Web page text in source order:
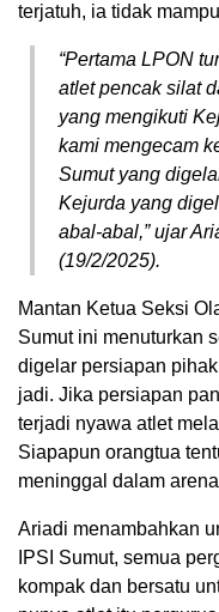
terjatuh, ia tidak
“Pertama LPON
atlet pencak silat
yang mengikuti
kami mengecam
Sumut yang
Kejurda yang
abal-abal,” ujar
(19/2/2025).
Mantan Ketua Seksi
Sumut ini menuturkan
digelar persiapan
jadi. Jika persiapan
terjadi nyawa atlet
Siapapun orangtua
meninggal dalam
Ariadi menambahkan
IPSI Sumut, semua
kompak dan bersatu